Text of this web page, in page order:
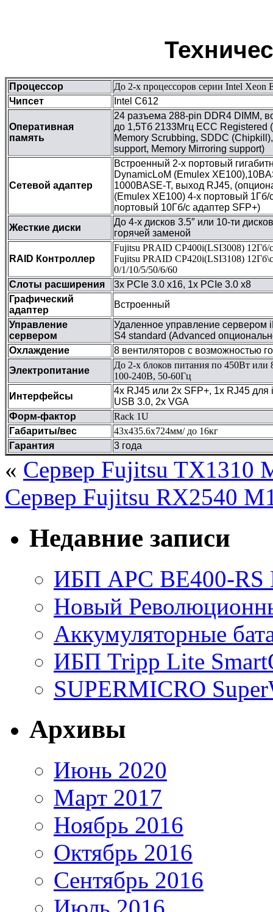
Процессор
До 2-х процессоров серии Intel Xeon
Чипсет
Intel C612
Оперативная
память
24 разъема 288-pin DDR4 DIMM,
до 1,5Тб 2133Мгц ECC Registered
Memory Scrubbing, SDDC
support, Memory Mirroring support)
Сетевой адаптер
Встроенный 2-х портовый
DynamicLoM (Emulex
1000BASE-T, выход RJ45,
(Emulex XE100) 4-х портовый 1Гб/
портовый 10Гб/с адаптер SFP+)
Жесткие диски
До 4-х дисков 3.5″ или 10-ти
горячей заменой
RAID Контроллер
Fujitsu PRAID CP400i(LSI3008)
Fujitsu PRAID CP420i(LSI3108)
0/1/10/5/50/6/60
Слоты расширения
3х PCIe 3.0 x16, 1х PCIe 3.0 x8
Графический
адаптер
Встроенный
Управление
сервером
Удаленное управление сервером
S4 standard (Advanced
Охлаждение
8 вентиляторов c возможностью
Электропитание
До 2-х блоков питания по 450Вт или
100-240В, 50-60Гц
Интерфейсы
4х RJ45 или 2х SFP+, 1x RJ45 для
USB 3.0, 2х VGA
Форм-фактор
Rack 1U
Габариты/вес
43х435.6х724мм/ до 16кг
Гарантия
3 года
« Сервер Fujitsu TX1310
Сервер Fujitsu RX2540
Недавние записи
ИБП APC BE400-RS
Новый
Аккумуляторные
ИБП Tripp Lite
SUPERMICRO
Архивы
Июнь 2020
Март 2017
Ноябрь 2016
Октябрь 2016
Сентябрь 2016